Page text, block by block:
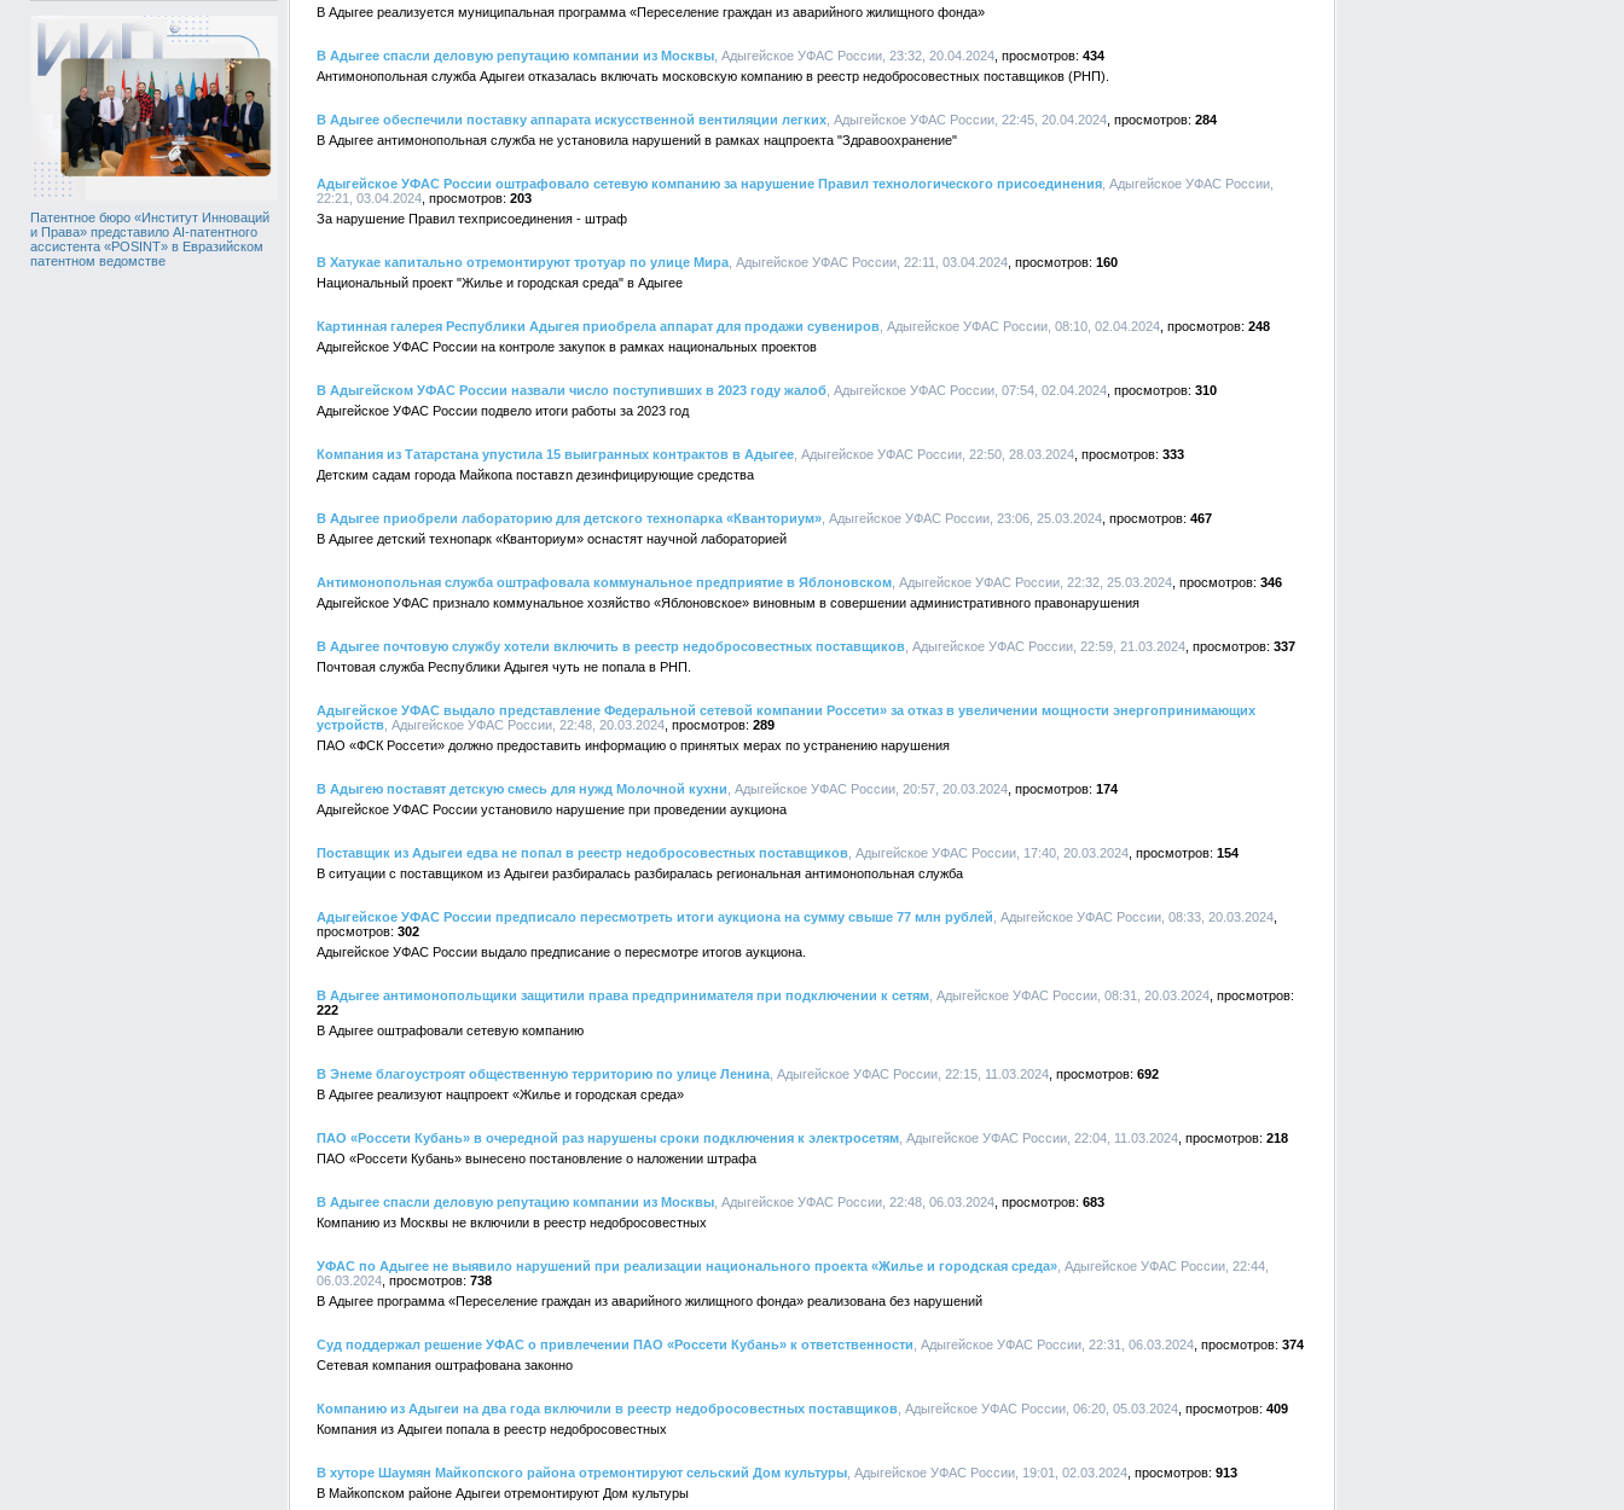
Патентное бюро «Институт Инноваций
и Права» представило AI-патентного
ассистента «POSINT» в Евразийском
патентном ведомстве
В Адыгее реализуется муниципальная программа «Переселение граждан из аварийного жилищного фонда»
В Адыгее спасли деловую репутацию компании из Москвы , Адыгейское УФАС России, 23:32, 20.04.2024
434
Антимонопольная служба Адыгеи отказалась включать московскую компанию в реестр недобросовестных поставщиков (РНП).
В Адыгее обеспечили поставку аппарата искусственной вентиляции легких , Адыгейское УФАС России, 22:45, 20.04.2024
284
В Адыгее антимонопольная служба не установила нарушений в рамках нацпроекта "Здравоохранение"
Адыгейское УФАС России оштрафовало сетевую компанию за нарушение Правил технологического присоединения , Адыгейское УФАС России,
22:21, 03.04.2024
203
За нарушение Правил техприсоединения - штраф
В Хатукае капитально отремонтируют тротуар по улице Мира , Адыгейское УФАС России, 22:11, 03.04.2024
160
Национальный проект "Жилье и городская среда" в Адыгее
Картинная галерея Республики Адыгея приобрела аппарат для продажи сувениров , Адыгейское УФАС России, 08:10, 02.04.2024
248
Адыгейское УФАС России на контроле закупок в рамках национальных проектов
В Адыгейском УФАС России назвали число поступивших в 2023 году жалоб , Адыгейское УФАС России, 07:54, 02.04.2024
310
Адыгейское УФАС России подвело итоги работы за 2023 год
Компания из Татарстана упустила 15 выигранных контрактов в Адыгее , Адыгейское УФАС России, 22:50, 28.03.2024
333
Детским садам города Майкопа поставzn дезинфицирующие средства
В Адыгее приобрели лабораторию для детского технопарка «Кванториум» , Адыгейское УФАС России, 23:06, 25.03.2024
467
В Адыгее детский технопарк «Кванториум» оснастят научной лабораторией
Антимонопольная служба оштрафовала коммунальное предприятие в Яблоновском , Адыгейское УФАС России, 22:32, 25.03.2024
346
Адыгейское УФАС признало коммунальное хозяйство «Яблоновское» виновным в совершении административного правонарушения
В Адыгее почтовую службу хотели включить в реестр недобросовестных поставщиков , Адыгейское УФАС России, 22:59, 21.03.2024
337
Почтовая служба Республики Адыгея чуть не попала в РНП.
Адыгейское УФАС выдало представление Федеральной сетевой компании Россети» за отказ в увеличении мощности энергопринимающих
устройств , Адыгейское УФАС России, 22:48, 20.03.2024
289
ПАО «ФСК Россети» должно предоставить информацию о принятых мерах по устранению нарушения
В Адыгею поставят детскую смесь для нужд Молочной кухни , Адыгейское УФАС России, 20:57, 20.03.2024
174
Адыгейское УФАС России установило нарушение при проведении аукциона
Поставщик из Адыгеи едва не попал в реестр недобросовестных поставщиков , Адыгейское УФАС России, 17:40, 20.03.2024
154
В ситуации с поставщиком из Адыгеи разбиралась разбиралась региональная антимонопольная служба
Адыгейское УФАС России предписало пересмотреть итоги аукциона на сумму свыше 77 млн рублей , Адыгейское УФАС России, 08:33, 20.03.2024
302
Адыгейское УФАС России выдало предписание о пересмотре итогов аукциона.
В Адыгее антимонопольщики защитили права предпринимателя при подключении к сетям , Адыгейское УФАС России, 08:31, 20.03.2024
222
В Адыгее оштрафовали сетевую компанию
В Энеме благоустроят общественную территорию по улице Ленина , Адыгейское УФАС России, 22:15, 11.03.2024
692
В Адыгее реализуют нацпроект «Жилье и городская среда»
ПАО «Россети Кубань» в очередной раз нарушены сроки подключения к электросетям , Адыгейское УФАС России, 22:04, 11.03.2024
218
ПАО «Россети Кубань» вынесено постановление о наложении штрафа
В Адыгее спасли деловую репутацию компании из Москвы , Адыгейское УФАС России, 22:48, 06.03.2024
683
Компанию из Москвы не включили в реестр недобросовестных
УФАС по Адыгее не выявило нарушений при реализации национального проекта «Жилье и городская среда» , Адыгейское УФАС России, 22:44,
06.03.2024
738
В Адыгее программа «Переселение граждан из аварийного жилищного фонда» реализована без нарушений
Суд поддержал решение УФАС о привлечении ПАО «Россети Кубань» к ответственности , Адыгейское УФАС России, 22:31, 06.03.2024
374
Сетевая компания оштрафована законно
Компанию из Адыгеи на два года включили в реестр недобросовестных поставщиков , Адыгейское УФАС России, 06:20, 05.03.2024
409
Компания из Адыгеи попала в реестр недобросовестных
В хуторе Шаумян Майкопского района отремонтируют сельский Дом культуры , Адыгейское УФАС России, 19:01, 02.03.2024
913
В Майкопском районе Адыгеи отремонтируют Дом культуры